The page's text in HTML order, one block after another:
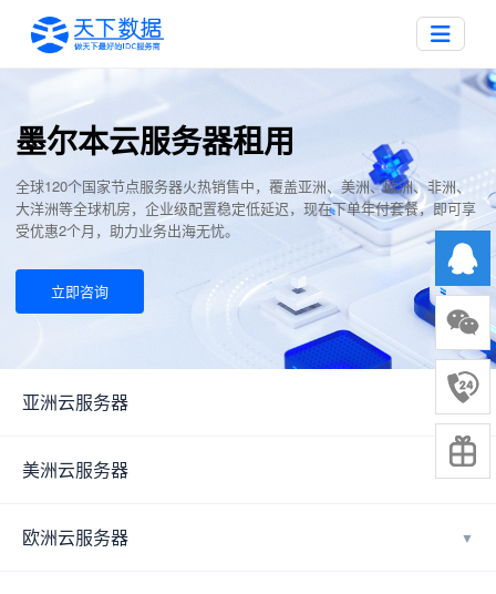
墨尔本云服务器租用
全球120个国家节点服务器火热销售中，覆盖亚洲、美洲、欧洲、非洲、
大洋洲等全球机房，企业级配置稳定低延迟，现在下单年付套餐，即可享
受优惠2个月，助力业务出海无忧。
立即咨询
亚洲云服务器 ▼
美洲云服务器 ▼
欧洲云服务器 ▼